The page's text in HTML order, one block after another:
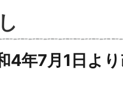
4年7月1日よ